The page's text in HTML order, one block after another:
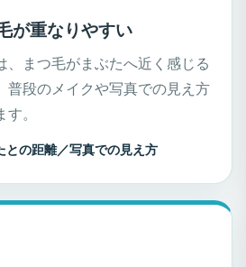
が重なりやすい
、まつ毛がまぶたへ近く感じる
普段のメイクや写真での見え方
。
との距離／写真での見え方